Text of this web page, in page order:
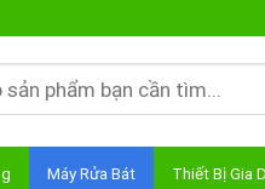
Máy Rửa Bát Thiết Bị Gia